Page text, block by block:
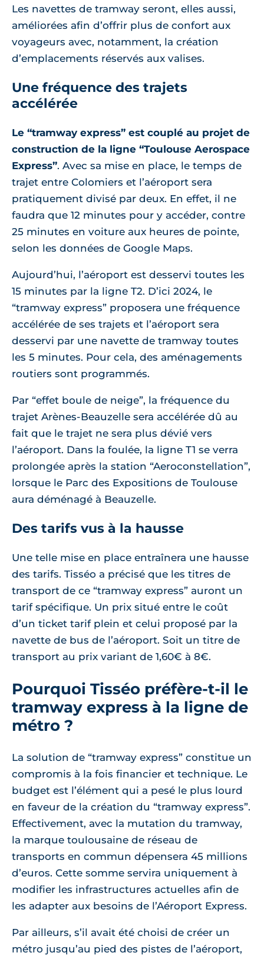
Les navettes de tramway seront, elles aussi,
améliorées afin d’offrir plus de confort aux
voyageurs avec, notamment, la création
d’emplacements réservés aux valises.
Une fréquence des trajets
accélérée
Le “tramway express” est couplé au projet de
construction de la ligne “Toulouse Aerospace
Express”. Avec sa mise en place, le temps de
trajet entre Colomiers et l’aéroport sera
pratiquement divisé par deux. En effet, il ne
faudra que 12 minutes pour y accéder, contre
25 minutes en voiture aux heures de pointe,
selon les données de Google Maps.
Aujourd’hui, l’aéroport est desservi toutes les
15 minutes par la ligne T2. D’ici 2024, le
“tramway express” proposera une fréquence
accélérée de ses trajets et l’aéroport sera
desservi par une navette de tramway toutes
les 5 minutes. Pour cela, des aménagements
routiers sont programmés.
Par “effet boule de neige”, la fréquence du
trajet Arènes-Beauzelle sera accélérée dû au
fait que le trajet ne sera plus dévié vers
l’aéroport. Dans la foulée, la ligne T1 se verra
prolongée après la station “Aeroconstellation”,
lorsque le Parc des Expositions de Toulouse
aura déménagé à Beauzelle.
Des tarifs vus à la hausse
Une telle mise en place entraînera une hausse
des tarifs. Tisséo a précisé que les titres de
transport de ce “tramway express” auront un
tarif spécifique. Un prix situé entre le coût
d’un ticket tarif plein et celui proposé par la
navette de bus de l’aéroport. Soit un titre de
transport au prix variant de 1,60€ à 8€.
Pourquoi Tisséo préfère-t-il le
tramway express à la ligne de
métro ?
La solution de “tramway express” constitue un
compromis à la fois financier et technique. Le
budget est l’élément qui a pesé le plus lourd
en faveur de la création du “tramway express”.
Effectivement, avec la mutation du tramway,
la marque toulousaine de réseau de
transports en commun dépensera 45 millions
d’euros. Cette somme servira uniquement à
modifier les infrastructures actuelles afin de
les adapter aux besoins de l’Aéroport Express.
Par ailleurs, s’il avait été choisi de créer un
métro jusqu’au pied des pistes de l’aéroport,